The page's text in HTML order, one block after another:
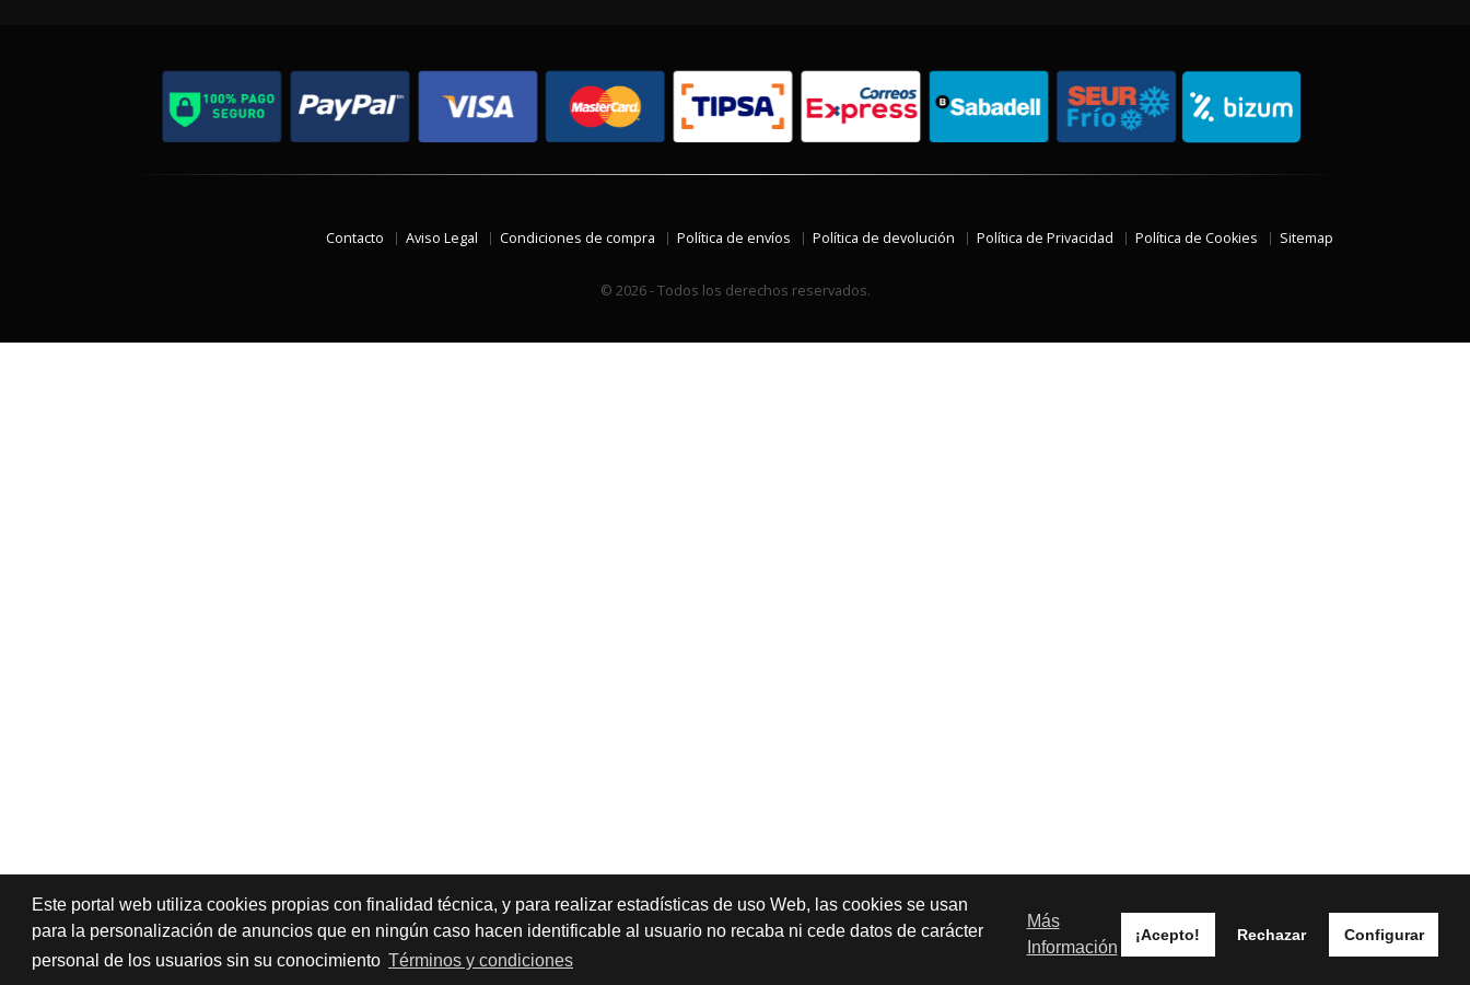
Este portal web utiliza cookies propias con finalidad técnica, y para realizar estadísticas de uso Web, las cookies se usan
para la personalización de anuncios que en ningún caso hacen identificable al usuario no recaba ni cede datos de carácter
personal de los usuarios sin su conocimiento Términos y condiciones
Más
Información
¡Acepto! Rechazar Configurar
Contacto Aviso Legal Condiciones de compra Política de envíos Política de devolución Política de Privacidad Política de Cookies Sitemap
© 2026 - Todos los derechos reservados.